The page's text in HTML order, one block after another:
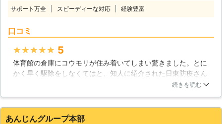
い。 弊社では発生しているコウモリ
薬剤を散布するなどしてコウモリの再
除する害獣プロテクトには、この他に
も選ばれる理由があります。 【害獣
プロテクトが選ばれる理由】 〇写真
撮影調査＆見積りは無料です。 害獣
プロテクトの現地調査は外観や内観を
見るだけではありません。被害のある
裏にコウモリが住み着いてしまったと
害虫駆除の実績をもち、常にお客様に
は親切丁寧で満足していただけるサー
ビスを提供しています。 コウモリに
困ったときには、迷わずに日東防疫株
式会社へご相談ください。
サポート万全 スピーディーな対応 経験豊富
口コミ
★★★★★ 5
体育館の倉庫にコウモリが住み着いてしまい驚きました。とに
かく早く駆除をしなくてはと、知人に紹介された日東防疫さん
に連絡をしました。コウモリなんて経験もなかったので、料金
た。頼りになる感じです。
続きを読む
あんじんグループ本部